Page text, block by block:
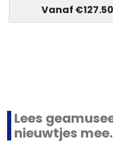
Vanaf
Lees
nieuwtjes